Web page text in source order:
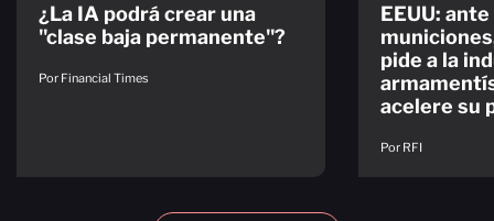
¿La IA podrá crear una
"clase baja permanente"?
Por Financial Times
EEUU:
pide a la
acelere su
Por RFI